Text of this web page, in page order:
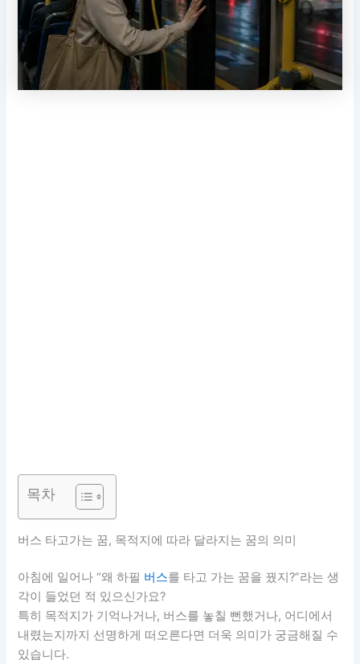
목차
버스 타고가는 꿈, 목적지에 따라 달라지는 꿈의 의미
아침에 일어나 “왜 하필 버스를 타고 가는 꿈을 꿨지?”라는 생
각이 들었던 적 있으신가요?
특히 목적지가 기억나거나, 버스를 놓칠 뻔했거나, 어디에서
내렸는지까지 선명하게 떠오른다면 더욱 의미가 궁금해질 수
있습니다.